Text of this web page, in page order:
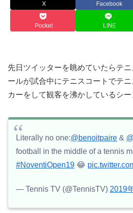
X Facebook
Pocket LINE
先日ツイッターを眺めていたらテ
ールが試合中にテニスコートでテ
カーをして観客を沸かしているシ
Literally no one:@benoitpaire &
football in the middle of a tennis
#NoventiOpen19 😂
— Tennis TV (@TennisTV) 2019